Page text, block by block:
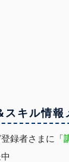
スキル情報
録者さまに「